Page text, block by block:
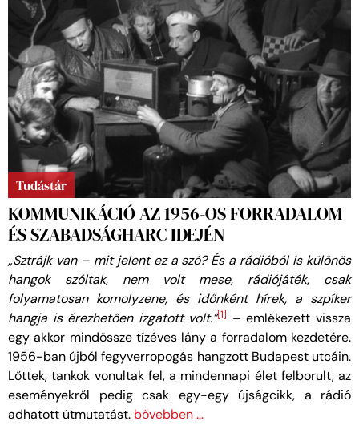
Tudástár
KOMMUNIKÁCIÓ AZ 1956-OS FORRADALOM
ÉS SZABADSÁGHARC IDEJÉN
„Sztrájk van – mit jelent ez a szó? És a rádióból is különös
hangok szóltak, nem volt mese, rádiójáték, csak
folyamatosan komolyzene, és időnként hírek, a szpíker
hangja is érezhetően izgatott volt.”[1] – emlékezett vissza
egy akkor mindössze tízéves lány a forradalom kezdetére.
1956-ban újból fegyverropogás hangzott Budapest utcáin.
Lőttek, tankok vonultak fel, a mindennapi élet felborult, az
eseményekről pedig csak egy-egy újságcikk, a rádió
adhatott útmutatást. bővebben …